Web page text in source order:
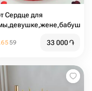
Сердце для
59 33 000֏